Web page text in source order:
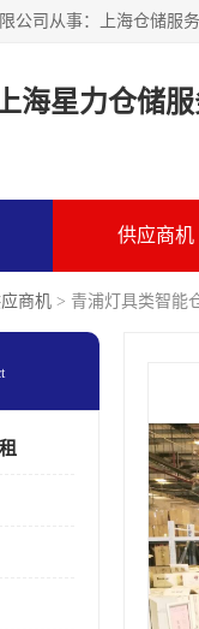
海星力仓储
供应商机
商机 > 青浦灯具类智能